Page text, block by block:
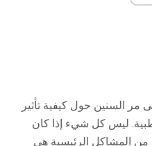
مر السنين حول كيفية تأثير
ليس كل شيء إذا كان
من المشاكل الرئيسية هي